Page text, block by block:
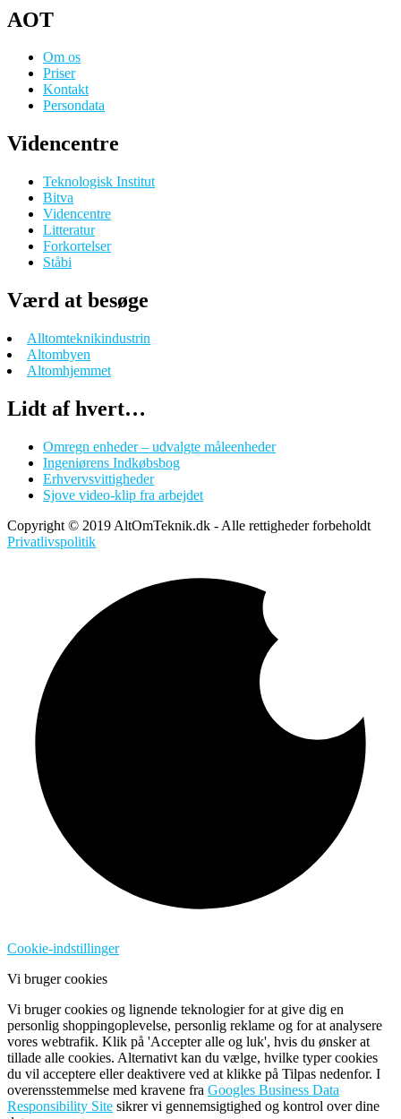
AOT
Om os
Priser
Kontakt
Persondata
Videncentre
Teknologisk Institut
Bitva
Videncentre
Litteratur
Forkortelser
Ståbi
Værd at besøge
Alltomteknikindustrin
Altombyen
Altomhjemmet
Lidt af hvert…
Omregn enheder – udvalgte måleenheder
Ingeniørens Indkøbsbog
Erhvervsvittigheder
Sjove video-klip fra arbejdet
Copyright © 2019 AltOmTeknik.dk - Alle rettigheder forbeholdt
Privatlivspolitik
Cookie-indstillinger
Vi bruger cookies
Vi bruger cookies og lignende teknologier for at give dig en
personlig shoppingoplevelse, personlig reklame og for at analysere
vores webtrafik. Klik på 'Accepter alle og luk', hvis du ønsker at
tillade alle cookies. Alternativt kan du vælge, hvilke typer cookies
du vil acceptere eller deaktivere ved at klikke på Tilpas nedenfor. I
overensstemmelse med kravene fra Googles Business Data
Responsibility Site sikrer vi gennemsigtighed og kontrol over dine